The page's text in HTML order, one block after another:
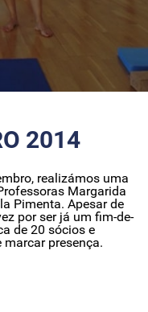
2014
realizámos uma
Margarida
Pimenta. Apesar de
por ser já um fim-de-
de 20 sócios e
presença.